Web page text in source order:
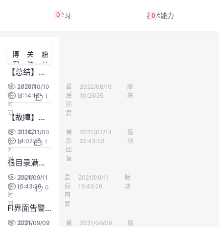
注
的
开
发
者
学
堂
我
我
的
Programs
我
的
支
持
我
的
我
0
0
博
客
关
注
粉
丝
【总结】【GDS】GDS常见问题FAQ
发
布
时
间
2020/10/10
11:14:13
最
后
回
复
小郭杰克逊
2022/08/16
10:26:25
版
块
14740
4
1
【故障】【通信】terminating connection due to administrator command
发
布
时
间
2020/11/03
14:07:55
最
后
回
复
stupidsky
2022/07/14
22:43:53
版
块
31112
8
1
根目录满排查方法
发
布
时
间
2021/09/11
15:43:26
最
后
回
复
大鱼炖海棠
2021/09/11
15:43:26
版
块
3535
0
0
FI界面告警：gtm主备不同步或者断连
发 2021/09/09
最
大鱼炖海棠
2021/09/09
版
2294